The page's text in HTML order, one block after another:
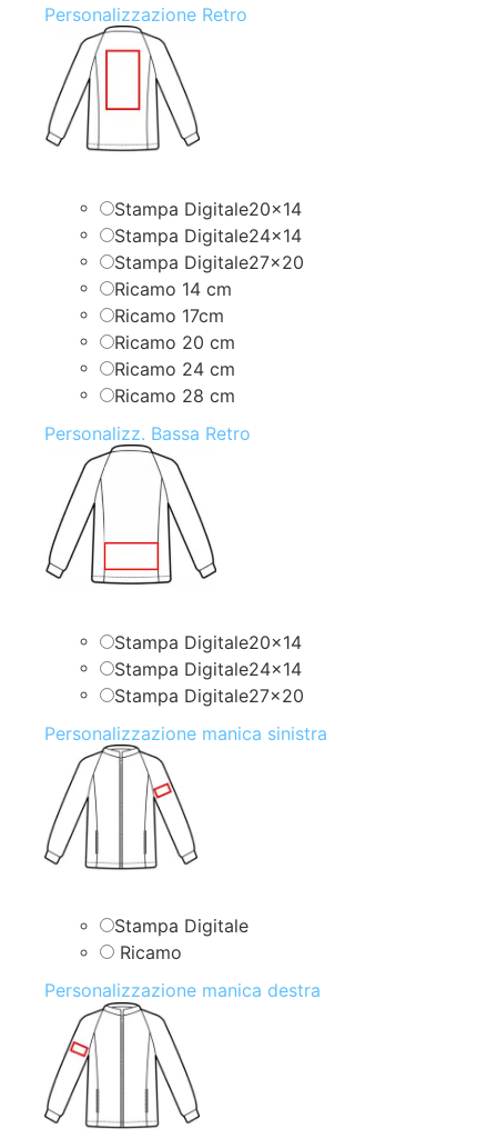
Personalizzazione Retro
Stampa Digitale20x14
Stampa Digitale24x14
Stampa Digitale27x20
Ricamo 14 cm
Ricamo 17cm
Ricamo 20 cm
Ricamo 24 cm
Ricamo 28 cm
Personalizz. Bassa Retro
Stampa Digitale20x14
Stampa Digitale24x14
Stampa Digitale27x20
Personalizzazione manica sinistra
Stampa Digitale
Ricamo
Personalizzazione manica destra